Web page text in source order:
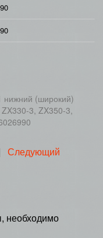
нижний (широкий)
3, ZX350-3,
Следующий
необходимо